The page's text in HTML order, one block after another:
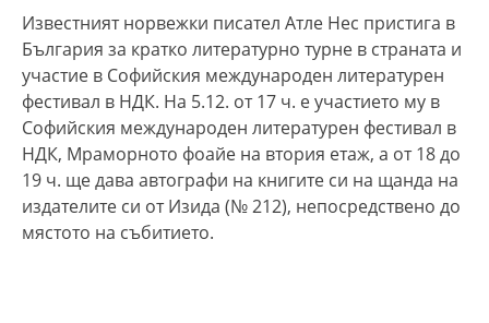
Известният норвежки писател Атле Нес пристига в
България за кратко литературно турне в страната и
участие в Софийския международен литературен
фестивал в НДК. На 5.12. от 17 ч. е участието му в
Софийския международен литературен фестивал в
НДК, Мраморното фоайе на втория етаж, а от 18 до
19 ч. ще дава автографи на книгите си на щанда на
издателите си от Изида (№ 212), непосредствено до
мястото на събитието.